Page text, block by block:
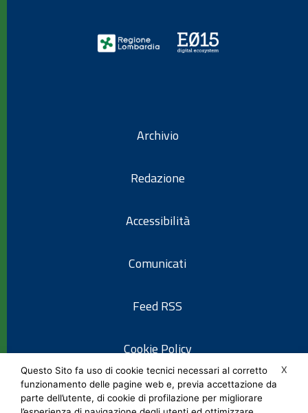
Archivio
Redazione
Accessibilità
Comunicati
Feed RSS
Cookie Policy
Informativa privacy
X
Questo Sito fa uso di cookie tecnici necessari al corretto
funzionamento delle pagine web e, previa accettazione da
parte dell’utente, di cookie di profilazione per migliorare